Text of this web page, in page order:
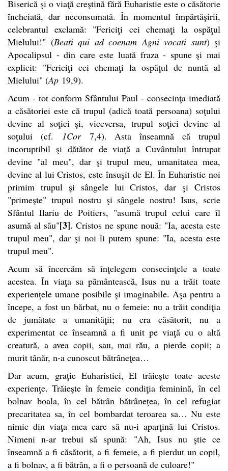
Biserică şi o viaţă creştină fără Euharistie este o căsătorie
încheiată, dar neconsumată. În momentul împărtăşirii,
celebrantul exclamă: "Fericiţi cei chemaţi la ospăţul
Mielului!" (Beati qui ad coenam Agni vocati sunt) şi
Apocalipsul - din care este luată fraza - spune şi mai
explicit: "Fericiţi cei chemaţi la ospăţul de nuntă al
Mielului" (Ap 19,9).
Acum - tot conform Sfântului Paul - consecinţa imediată
a căsătoriei este că trupul (adică toată persoana) soţului
devine al soţiei şi, viceversa, trupul soţiei devine al
soţului (cf.
1Cor7,4). Asta înseamnă că trupul
incoruptibil şi dătător de viaţă a Cuvântului întrupat
devine "al meu", dar şi trupul meu, umanitatea mea,
devine al lui Cristos, este însuşit de El. În Euharistie noi
primim trupul şi sângele lui Cristos, dar şi Cristos
"primeşte" trupul nostru şi sângele nostru! Isus, scrie
Sfântul Ilariu de Poitiers, "asumă trupul celui care îl
asumă al său"[3]. Cristos ne spune nouă: "Ia, acesta este
trupul meu", dar şi noi îi putem spune: "Ia, acesta este
trupul meu".
Acum să încercăm să înţelegem consecinţele a toate
acestea. În viaţa sa pământească, Isus nu a trăit toate
experienţele umane posibile şi imaginabile. Aşa pentru a
începe, a fost un bărbat, nu o femeie: nu a trăit condiţia
de jumătate a umanităţii; nu era căsătorit, nu a
experimentat ce înseamnă a fi unit pe viaţă cu o altă
creatură, a avea copii, sau, mai rău, a pierde copii; a
murit tânăr, n-a cunoscut bătrâneţea…
Dar acum, graţie Euharistiei, El trăieşte toate aceste
experienţe. Trăieşte în femeie condiţia feminină, în cel
bolnav boala, în cel bătrân bătrâneţea, în cel refugiat
precaritatea sa, în cel bombardat teroarea sa… Nu este
nimic din viaţa mea care să nu-i aparţină lui Cristos.
Nimeni n-ar trebui să spună: "Ah, Isus nu ştie ce
înseamnă a fi căsătorit, a fi femeie, a fi pierdut un copil,
a fi bolnav, a fi bătrân, a fi o persoană de culoare!"